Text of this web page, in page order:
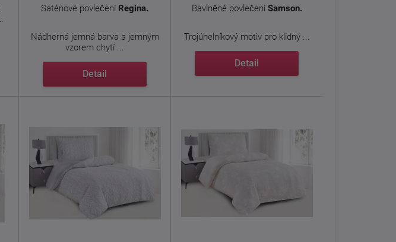
Saténové povlečení Regina.
Nádherná jemná barva s jemným
vzorem chytí ...
Detail
Bavlněné povlečeníSamson.
Trojúhelníkový motiv pro klidný ...
Detail